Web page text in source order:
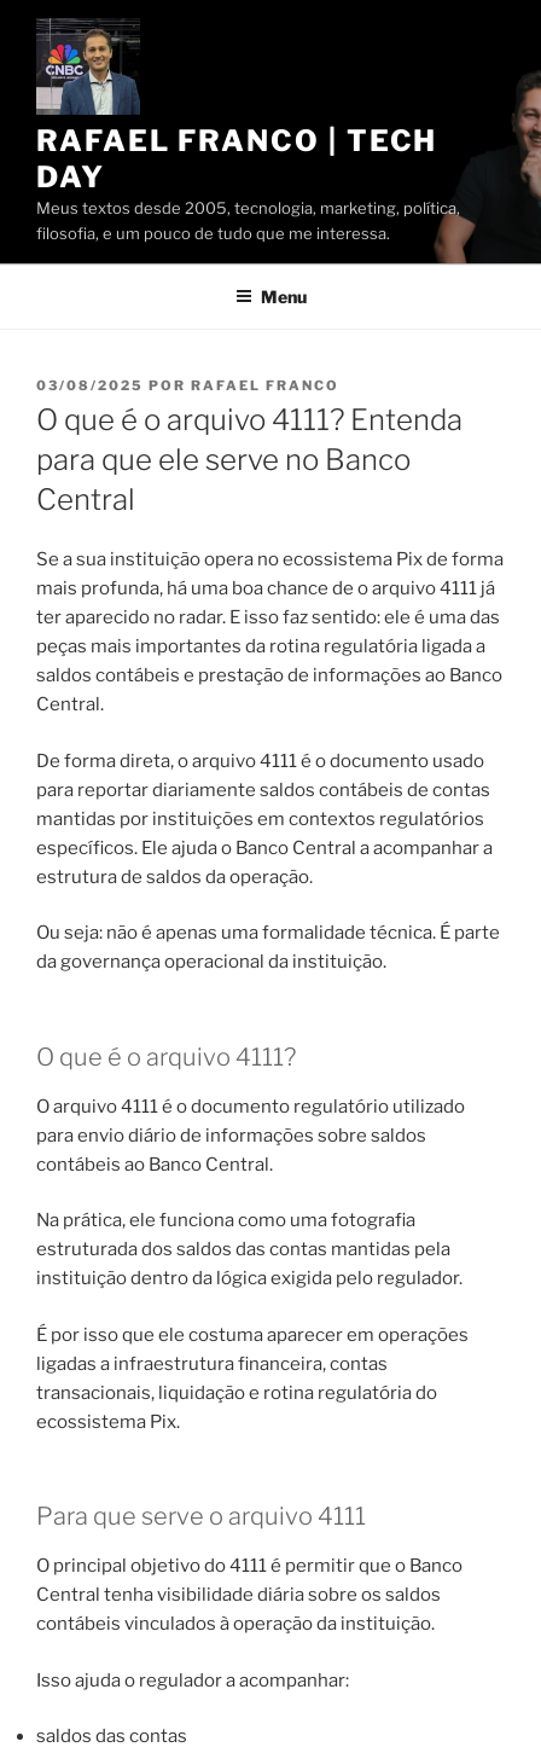
Pular
conteúdo
RAFAEL FRANCO | TECH
DAY
Meus textos desde 2005, tecnologia, marketing, política,
filosofia, e um pouco de tudo que me interessa.
Menu
PUBLICADO
EM
03/08/2025 POR RAFAEL FRANCO
O que é o arquivo 4111? Entenda
para que ele serve no Banco
Central
Se a sua instituição opera no ecossistema Pix de forma
mais profunda, há uma boa chance de o arquivo 4111 já
ter aparecido no radar. E isso faz sentido: ele é uma das
peças mais importantes da rotina regulatória ligada a
saldos contábeis e prestação de informações ao Banco
Central.
De forma direta, o arquivo 4111 é o documento usado
para reportar diariamente saldos contábeis de contas
mantidas por instituições em contextos regulatórios
específicos. Ele ajuda o Banco Central a acompanhar a
estrutura de saldos da operação.
Ou seja: não é apenas uma formalidade técnica. É parte
da governança operacional da instituição.
O que é o arquivo 4111?
O arquivo 4111 é o documento regulatório utilizado
para envio diário de informações sobre saldos
contábeis ao Banco Central.
Na prática, ele funciona como uma fotografia
estruturada dos saldos das contas mantidas pela
instituição dentro da lógica exigida pelo regulador.
É por isso que ele costuma aparecer em operações
ligadas a infraestrutura financeira, contas
transacionais, liquidação e rotina regulatória do
ecossistema Pix.
Para que serve o arquivo 4111
O principal objetivo do 4111 é permitir que o Banco
Central tenha visibilidade diária sobre os saldos
contábeis vinculados à operação da instituição.
Isso ajuda o regulador a acompanhar:
saldos das contas